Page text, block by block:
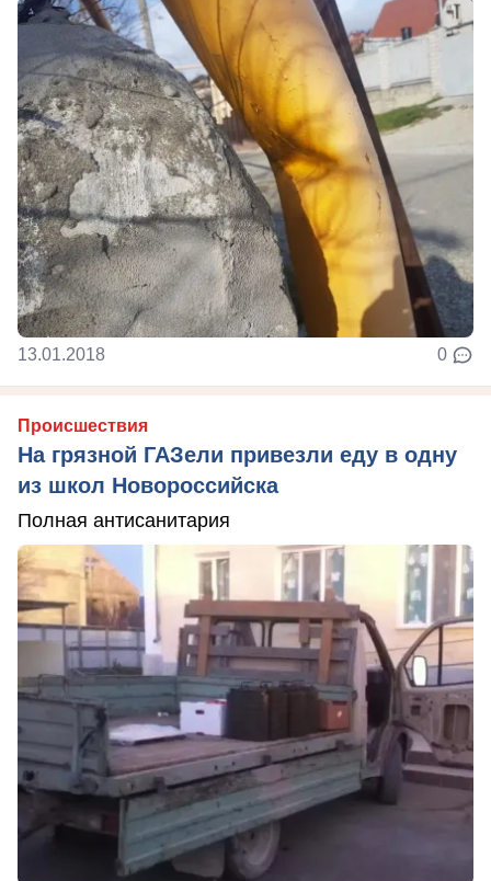
13.01.2018 0
Происшествия
На грязной ГАЗели привезли еду в одну
из школ Новороссийска
Полная антисанитария